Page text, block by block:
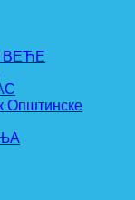
Општинске